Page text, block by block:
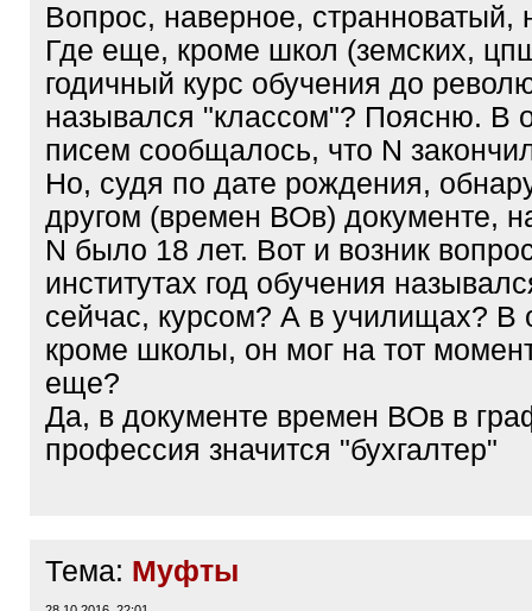
Вопрос, наверное, странноватый,
Где еще, кроме школ (земских,
годичный курс обучения до
назывался "классом"? Поясню. В
писем сообщалось, что N
Но, судя по дате рождения,
другом (времен ВОв) документе,
N было 18 лет. Вот и возник
институтах год обучения
сейчас, курсом? А в училищах? В
кроме школы, он мог на тот
еще?
Да, в документе времен ВОв в
профессия значится "бухгалтер"
Тема: Муфты